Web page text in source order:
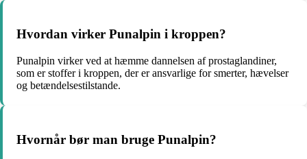
Hvordan virker Punalpin i kroppen?
Punalpin virker ved at hæmme dannelsen af prostaglandiner,
som er stoffer i kroppen, der er ansvarlige for smerter, hævelser
og betændelsestilstande.
Hvornår bør man bruge Punalpin?